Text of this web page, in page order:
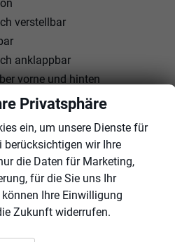
verstellbar
anklappbar
vorne und hinten
hinten
(ISOFIX)
Privatsphäre
ein, um unsere Dienste für
berücksichtigen wir Ihre
die Daten für Marketing,
für die Sie uns Ihr
Ihre Einwilligung
Zukunft widerrufen.